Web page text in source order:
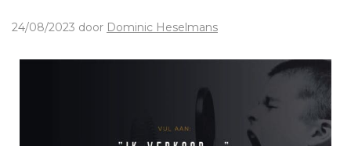
24/08/2023 door Dominic Heselmans